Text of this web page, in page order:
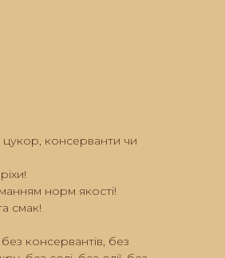
консерванти чи
норм якості!
смак!
консервантів, без